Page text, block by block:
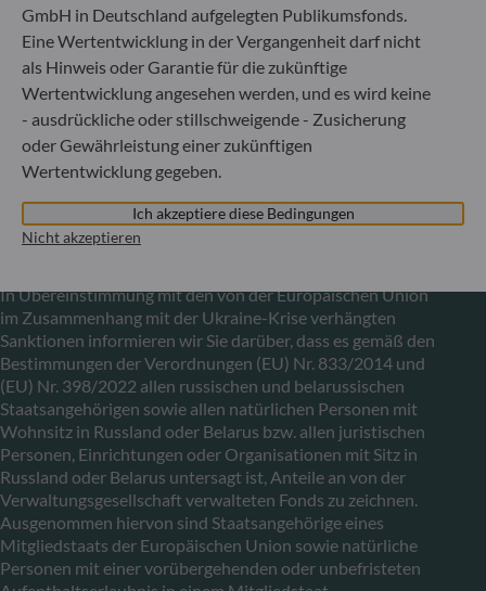
6, rue Gabriel Lippmann
L-5365 Munsbach
Luxemburg
+352 45 76 76 245
Von der Luxemburger Commission de Surveillance du
Secteur Financier (CSSF) zugelassene
Fondsverwaltungsgesellschaft, Handelsregisternummer: B
29891
Mitteilung zu EU-Sanktionen gegen Russland
In Übereinstimmung mit den von der Europäischen Union
im Zusammenhang mit der Ukraine-Krise verhängten
Sanktionen informieren wir Sie darüber, dass es gemäß den
Bestimmungen der Verordnungen (EU) Nr. 833/2014 und
(EU) Nr. 398/2022 allen russischen und belarussischen
Staatsangehörigen sowie allen natürlichen Personen mit
Wohnsitz in Russland oder Belarus bzw. allen juristischen
Personen, Einrichtungen oder Organisationen mit Sitz in
Russland oder Belarus untersagt ist, Anteile an von der
Verwaltungsgesellschaft verwalteten Fonds zu zeichnen.
Ausgenommen hiervon sind Staatsangehörige eines
Mitgliedstaats der Europäischen Union sowie natürliche
Personen mit einer vorübergehenden oder unbefristeten
GmbH in Deutschland aufgelegten Publikumsfonds.
Eine Wertentwicklung in der Vergangenheit darf nicht
als Hinweis oder Garantie für die zukünftige
Wertentwicklung angesehen werden, und es wird keine
- ausdrückliche oder stillschweigende - Zusicherung
oder Gewährleistung einer zukünftigen
Wertentwicklung gegeben.
Ich akzeptiere diese Bedingungen
Nicht akzeptieren